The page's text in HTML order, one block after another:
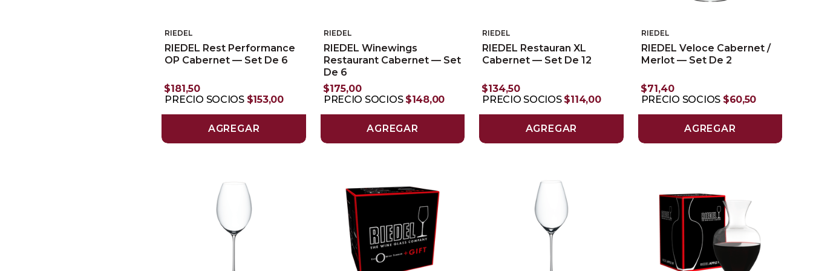
RIEDEL
RIEDEL Rest Performance
OP Cabernet — Set De 6
$181,50
PRECIO SOCIOS $153,00
AGREGAR
RIEDEL
RIEDEL Winewings
Restaurant Cabernet — Set
De 6
$175,00
PRECIO SOCIOS $148,00
AGREGAR
RIEDEL
RIEDEL Restauran XL
Cabernet — Set De 12
$134,50
PRECIO SOCIOS $114,00
AGREGAR
RIEDEL
RIEDEL Veloce Cabernet /
Merlot — Set De 2
$71,40
PRECIO SOCIOS $60,50
AGREGAR